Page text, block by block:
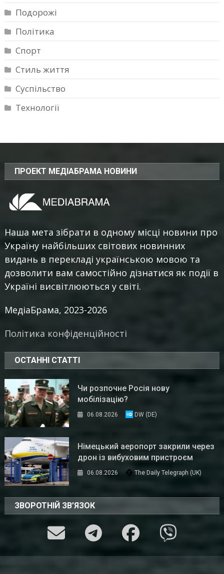
Подорожі
Політика
Спорт
Стиль життя
Суспільство
Технології
ПРОЕКТ МЕДІАБРАМА НОВИНИ
Наша мета зібрати в одному місці новини про
Україну найбільших світових новинних
видань в перекладі українською мовою та
дозволити вам самостійно дізнатися як події в
Україні висвітлюються у світі.
МедіаБрама, 2023-2026
Політика конфіденційності
ОСТАННІ СТАТТІ
Чи розпочне Росія нову
мобілізацію?
06.08.2026 DW (DE)
Німецький аеропорт закрили через
дрон із вибуховим пристроєм
06.08.2026 The Daily Telegraph (UK)
ЗВОРОТНІЙ ЗВ’ЯЗОК